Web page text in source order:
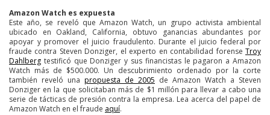
Amazon Watch es expuesta
Este año, se reveló que Amazon Watch, un grupo activista ambiental
ubicado en Oakland, California, obtuvo ganancias abundantes por
apoyar y promover el juicio fraudulento. Durante el juicio federal por
fraude contra Steven Donziger, el experto en contabilidad forense Troy
Dahlberg testificó que Donziger y sus financistas le pagaron a Amazon
Watch más de $500.000. Un descubrimiento ordenado por la corte
también reveló una propuesta de 2005 de Amazon Watch a Steven
Donziger en la que solicitaban más de $1 millón para llevar a cabo una
serie de tácticas de presión contra la empresa. Lea acerca del papel de
Amazon Watch en el fraude aquí.